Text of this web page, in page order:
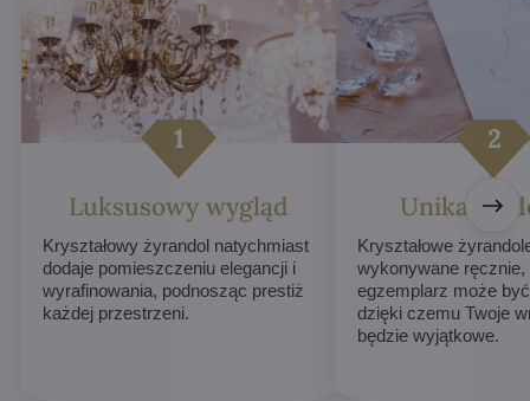
Luksusowy wygląd
Kryształowy żyrandol natychmiast
dodaje pomieszczeniu elegancji i
wyrafinowania, podnosząc prestiż
każdej przestrzeni.
Unikalne
Kryształowe
wykonywane
egzemplarz może
dzięki czemu Twoje
będzie wyjątkowe.